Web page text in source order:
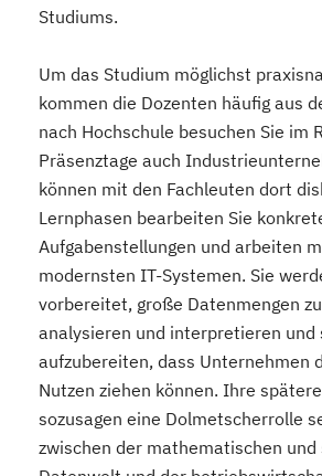
Studiums.
Um das Studium möglichst
kommen die Dozenten häufig aus
nach Hochschule besuchen Sie im
Präsenztage auch
können mit den Fachleuten dort
Lernphasen bearbeiten Sie
Aufgabenstellungen und arbeiten
modernsten IT-Systemen. Sie
vorbereitet, große Datenmengen
analysieren und interpretieren und
aufzubereiten, dass Unternehmen
Nutzen ziehen können. Ihre
sozusagen eine Dolmetscherrolle
zwischen der mathematischen